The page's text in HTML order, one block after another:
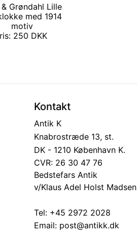
Grøndahl Lille
med 1914
motiv
250 DKK
Kontakt
Antik K
Knabrostræde 13, st.
DK - 1210 København K.
CVR: 26 30 47 76
Bedstefars Antik
v/Klaus Adel Holst Madsen
Tel: +45 2972 2028
Email:post@antikk.dk